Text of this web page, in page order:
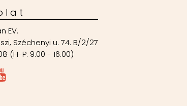
EV.
Széchenyi u. 74. B/2/27
(H-P: 9.00 - 16.00)